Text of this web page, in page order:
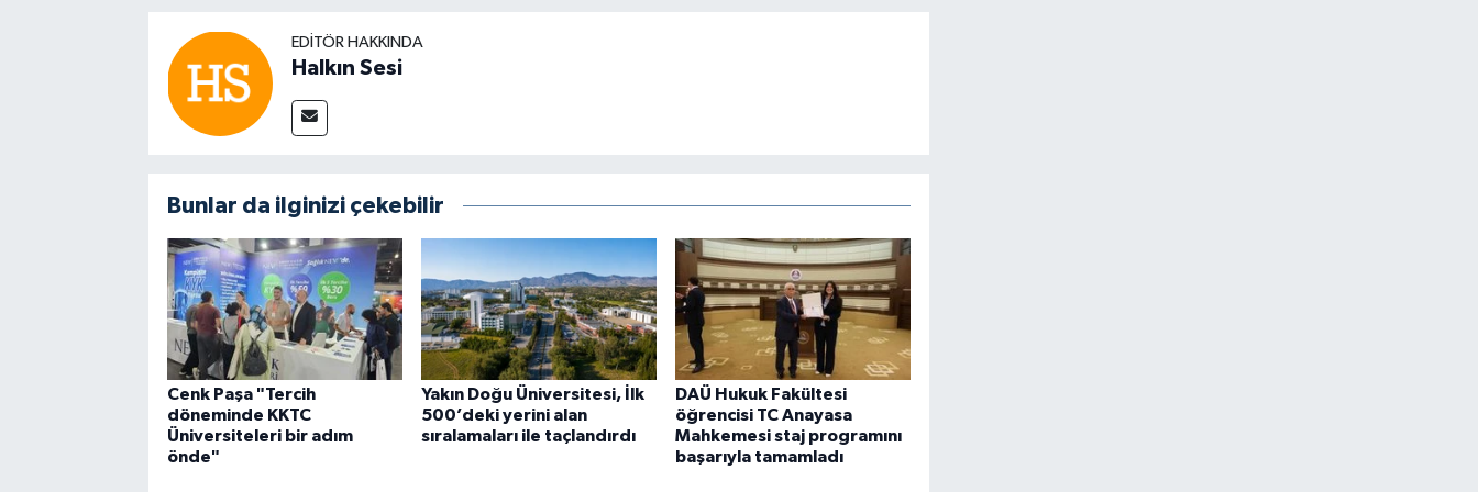
EDITÖR HAKKINDA
Halkın Sesi
Bunlar da ilginizi çekebilir
Cenk Paşa "Tercih
döneminde KKTC
Üniversiteleri bir adım
önde"
Yakın Doğu Üniversitesi, İlk
500’deki yerini alan
sıralamaları ile taçlandırdı
DAÜ Hukuk Fakültesi
öğrencisi TC Anayasa
Mahkemesi staj programını
başarıyla tamamladı